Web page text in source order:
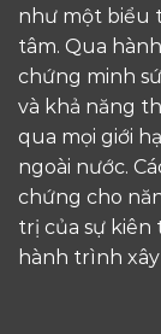
như một biểu
tâm. Qua
chứng minh
và khả năng
qua mọi giới
ngoài nước.
chứng cho
trị của sự kiên
hành trình